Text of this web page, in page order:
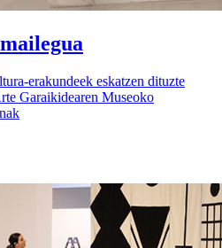
erakundeek eskatzen dituzte
Garaikidearen Museoko